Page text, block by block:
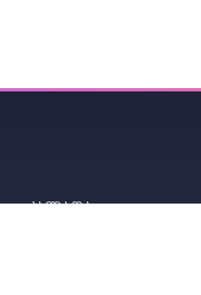
კალათა